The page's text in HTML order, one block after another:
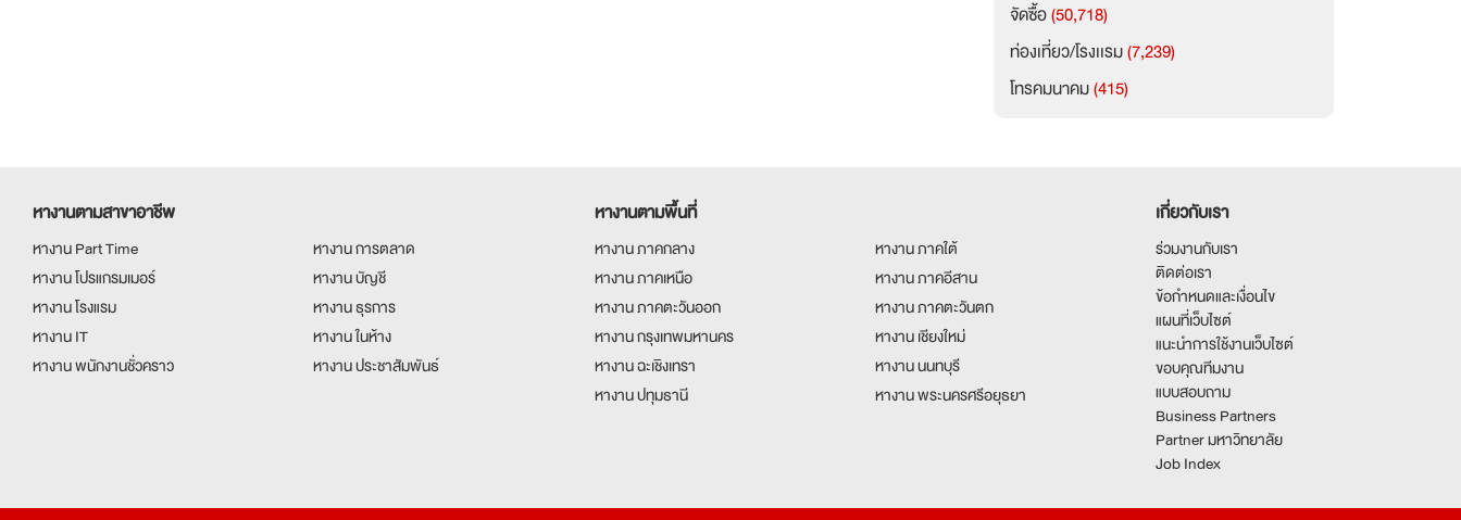
จัดซื้อ(50,718)
ท่องเที่ยว/โรงเเรม(7,239)
โทรคมนาคม(415)
หางานตามสาขาอาชีพ
หางาน Part Time
หางาน การตลาด
หางาน โปรแกรมเมอร์
หางาน บัญชี
หางาน โรงแรม
หางาน ธุรการ
หางาน IT
หางาน ในห้าง
หางาน พนักงานชั่วคราว
หางาน ประชาสัมพันธ์
หางานตามพื้นที่
หางาน ภาคกลาง
หางาน ภาคใต้
หางาน ภาคเหนือ
หางาน ภาคอีสาน
หางาน ภาคตะวันออก
หางาน ภาคตะวันตก
หางาน กรุงเทพมหานคร
หางาน เชียงใหม่
หางาน ฉะเชิงเทรา
หางาน นนทบุรี
หางาน ปทุมธานี
หางาน พระนครศรีอยุธยา
เกี่ยวกับเรา
ร่วมงานกับเรา
ติดต่อเรา
ข้อกำหนดและเงื่อนไข
แผนที่เว็บไซต์
แนะนำการใช้งานเว็บไซต์
ขอบคุณทีมงาน
แบบสอบถาม
Business Partners
Partner มหาวิทยาลัย
Job Index